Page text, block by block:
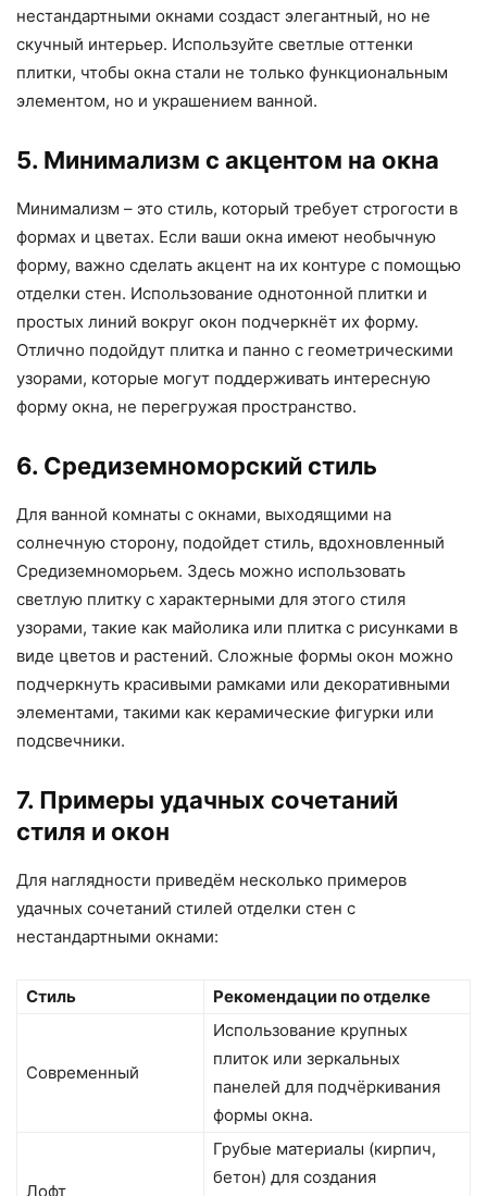
нестандартными окнами создаст элегантный, но не
скучный интерьер. Используйте светлые оттенки
плитки, чтобы окна стали не только функциональным
элементом, но и украшением ванной.
5. Минимализм с акцентом на окна
Минимализм – это стиль, который требует строгости в
формах и цветах. Если ваши окна имеют необычную
форму, важно сделать акцент на их контуре с помощью
отделки стен. Использование однотонной плитки и
простых линий вокруг окон подчеркнёт их форму.
Отлично подойдут плитка и панно с геометрическими
узорами, которые могут поддерживать интересную
форму окна, не перегружая пространство.
6. Средиземноморский стиль
Для ванной комнаты с окнами, выходящими на
солнечную сторону, подойдет стиль, вдохновленный
Средиземноморьем. Здесь можно использовать
светлую плитку с характерными для этого стиля
узорами, такие как майолика или плитка с рисунками в
виде цветов и растений. Сложные формы окон можно
подчеркнуть красивыми рамками или декоративными
элементами, такими как керамические фигурки или
подсвечники.
7. Примеры удачных сочетаний
стиля и окон
Для наглядности приведём несколько примеров
удачных сочетаний стилей отделки стен с
нестандартными окнами:
Стиль Рекомендации по отделке
Современный
Использование крупных
плиток или зеркальных
панелей для подчёркивания
формы окна.
Лофт
Грубые материалы (кирпич,
бетон) для создания